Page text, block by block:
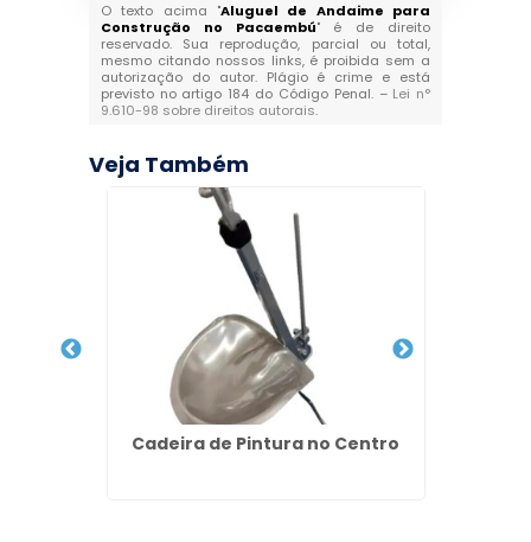
O texto acima "Aluguel de Andaime para
Construção no Pacaembú" é de direito
reservado. Sua reprodução, parcial ou total,
mesmo citando nossos links, é proibida sem a
autorização do autor. Plágio é crime e está
previsto no artigo 184 do Código Penal. – Lei n°
9.610-98 sobre direitos autorais.
Veja Também
Cadeira de Pintura no Centro